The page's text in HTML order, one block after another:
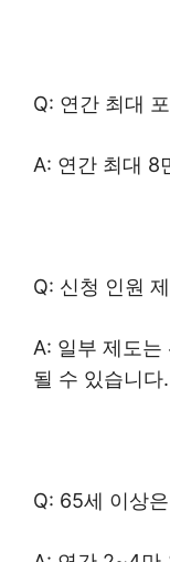
Q: 연간 최대
A: 연간 최대 8
Q: 신청 인원
A: 일부 제도는
될 수 있습니다.
Q: 65세 이상